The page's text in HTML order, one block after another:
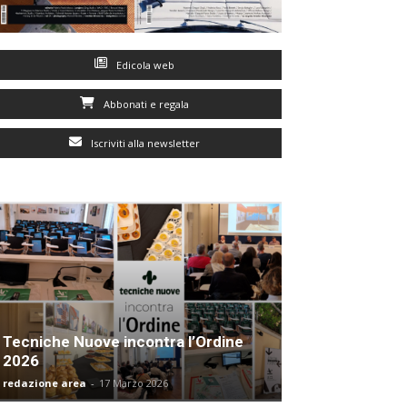
Edicola web
Abbonati e regala
Iscriviti alla newsletter
Tecniche Nuove incontra l’Ordine
2026
redazione area - 17 Marzo 2026